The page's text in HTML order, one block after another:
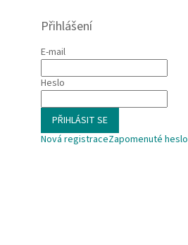
Přihlášení
E-mail
Heslo
PŘIHLÁSIT SE
Nová registraceZapomenuté heslo